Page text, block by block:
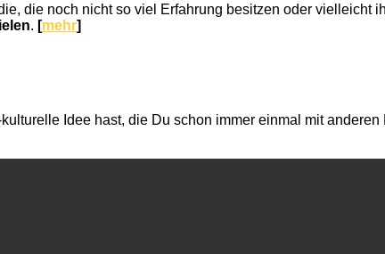
die noch nicht so viel Erfahrung besitzen oder vielleicht
. [mehr]
Idee hast, die Du schon immer einmal mit anderen